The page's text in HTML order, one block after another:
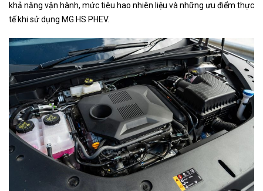
khả năng vận hành, mức tiêu hao nhiên liệu và những ưu điểm thực
tế khi sử dụng MG HS PHEV.